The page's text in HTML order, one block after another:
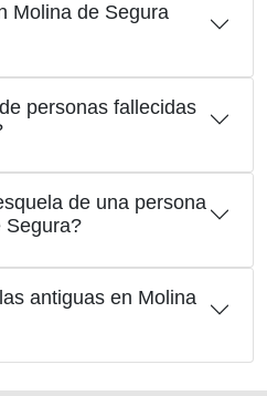
Molina de Segura
personas fallecidas
de una persona
Segura?
antiguas en Molina